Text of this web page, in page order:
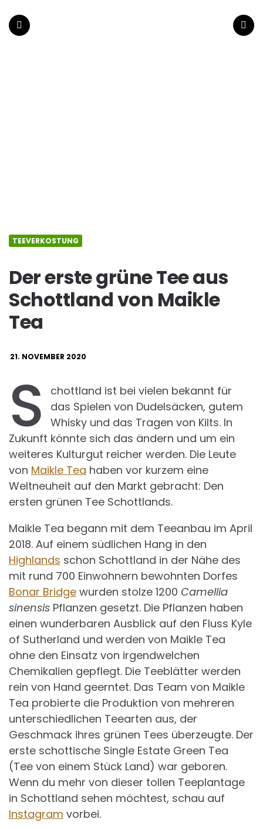
TEEVERKOSTUNG
Der erste grüne Tee aus
Schottland von Maikle
Tea
21. NOVEMBER 2020
S
chottland ist bei vielen bekannt für
das Spielen von Dudelsäcken, gutem
Whisky und das Tragen von Kilts. In
Zukunft könnte sich das ändern und um ein
weiteres Kulturgut reicher werden. Die Leute
von Maikle Tea haben vor kurzem eine
Weltneuheit auf den Markt gebracht: Den
ersten grünen Tee Schottlands.
Maikle Tea begann mit dem Teeanbau im April
2018. Auf einem südlichen Hang in den
Highlands schon Schottland in der Nähe des
mit rund 700 Einwohnern bewohnten Dorfes
Bonar Bridge wurden stolze 1200 Camellia
sinensis Pflanzen gesetzt. Die Pflanzen haben
einen wunderbaren Ausblick auf den Fluss Kyle
of Sutherland und werden von Maikle Tea
ohne den Einsatz von irgendwelchen
Chemikalien gepflegt. Die Teeblätter werden
rein von Hand geerntet. Das Team von Maikle
Tea probierte die Produktion von mehreren
unterschiedlichen Teearten aus, der
Geschmack ihres grünen Tees überzeugte. Der
erste schottische Single Estate Green Tea
(Tee von einem Stück Land) war geboren.
Wenn du mehr von dieser tollen Teeplantage
in Schottland sehen möchtest, schau auf
Instagram vorbei.